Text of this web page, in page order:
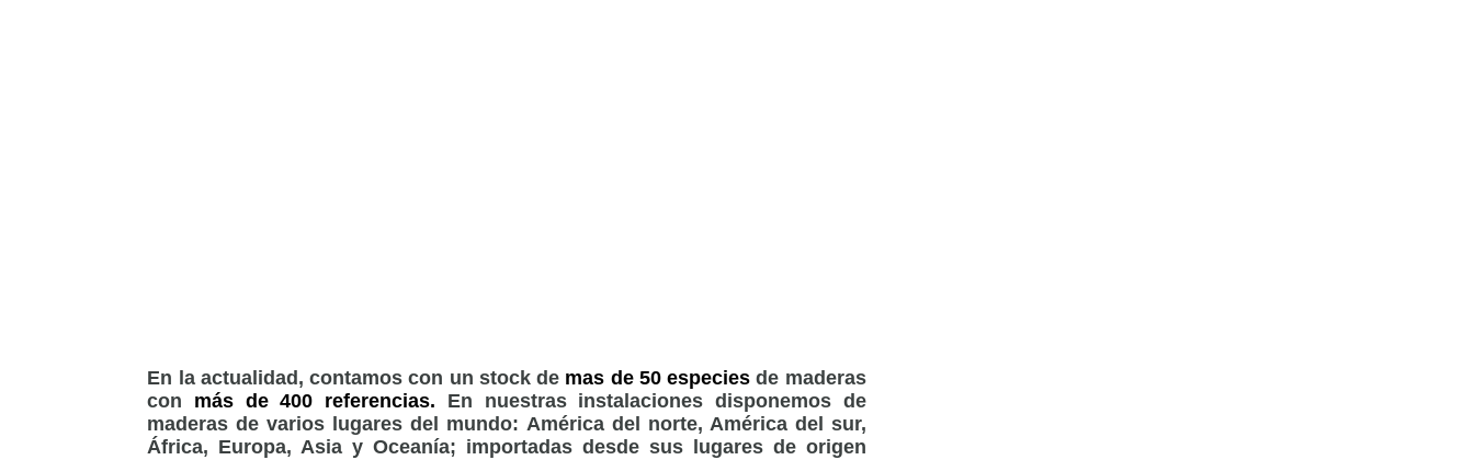
En la actualidad, contamos con un stock de mas de 50 especies de maderas
con más de 400 referencias. En nuestras instalaciones disponemos de
maderas de varios lugares del mundo: América del norte, América del sur,
África, Europa, Asia y Oceanía; importadas desde sus lugares de origen